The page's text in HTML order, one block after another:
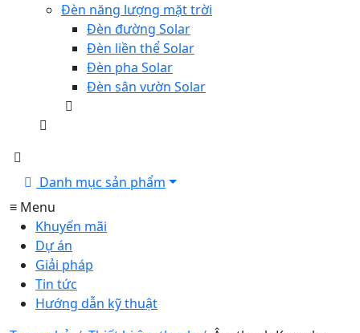
Đèn năng lượng mặt trời
Đèn đường Solar
Đèn liền thể Solar
Đèn pha Solar
Đèn sân vườn Solar
Danh mục sản phẩm
≡ Menu
Khuyến mãi
Dự án
Giải pháp
Tin tức
Hướng dẫn kỹ thuật